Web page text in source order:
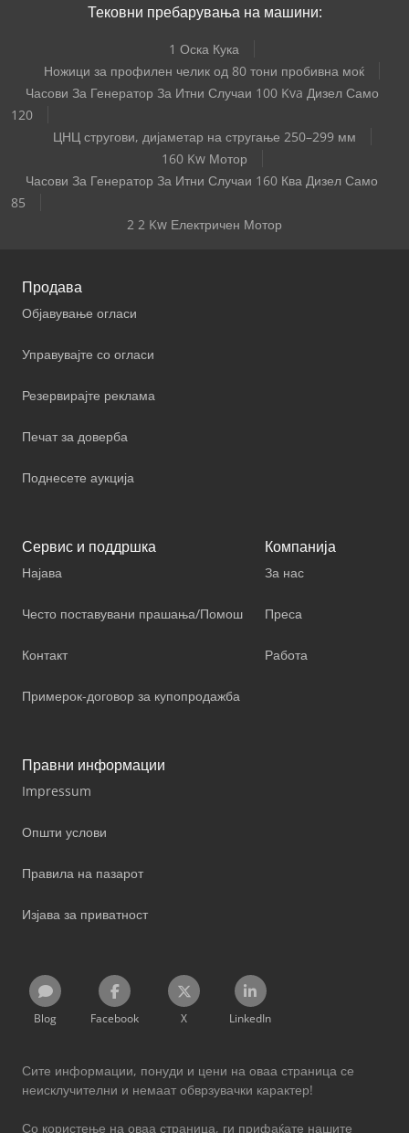
Тековни пребарувања на машини:
1 Оска Кука
Ножици за профилен челик од 80 тони пробивна моќ
Часови За Генератор За Итни Случаи 100 Kva Дизел Само
120
ЦНЦ стругови, дијаметар на стругање 250–299 мм
160 Kw Мотор
Часови За Генератор За Итни Случаи 160 Ква Дизел Само
85
2 2 Kw Електричен Мотор
Продава
Објавување огласи
Управувајте со огласи
Резервирајте реклама
Печат за доверба
Поднесете аукција
Сервис и поддршка
Најава
Често поставувани прашања/Помош
Контакт
Примерок-договор за купопродажба
Компанија
За нас
Преса
Работа
Правни информации
Impressum
Општи услови
Правила на пазарот
Изјава за приватност
Blog Facebook X LinkedIn
Сите информации, понуди и цени на оваа страница се
неисклучителни и немаат обврзувачки карактер!
Со користење на оваа страница, ги прифаќате нашите